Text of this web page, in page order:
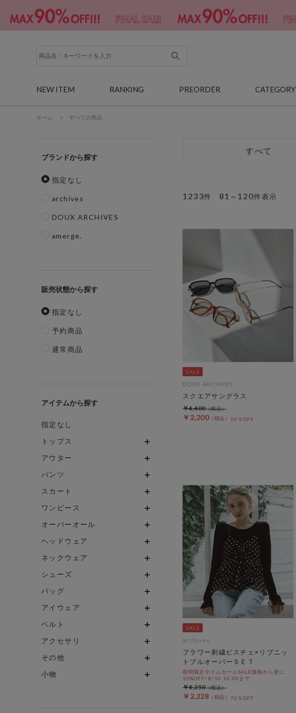
NEW ITEM RANKING PREORDER CATEGORY
ホーム > すべての商品
ブランド
指定なし
archives
DOUX ARCHIVES
amerge.
販売状態
指定なし
予約商品
通常商品
アイテム
指定なし
トップス
アウター
パンツ
スカート
ワンピース
オーバーオール
ヘッドウェア
ネックウェア
シューズ
バッグ
アイウェア
ベルト
アクセサリ
その他
小物
すべて
1233件 81 ～ 120件表示
DOUX ARCHIVES
スクエアサングラス
￥2,200 50％OFF
￥4,400
archives
フラワー刺繍ビスチェ×リブニッ
トプルオーバーＳＥＴ
期間限定タイムセールSALE価格から更に
10%OFF! 8/10 10:00まで
￥2,228 72％OFF
￥8,250